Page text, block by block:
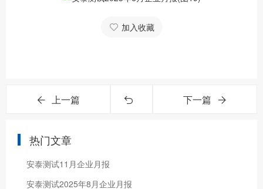
加入收藏
上一篇 下一篇
热门文章
安泰测试11月企业月报
安泰测试2025年8月企业月报